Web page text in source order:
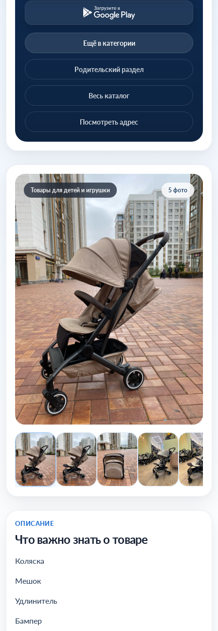
Товары для детей и игрушки 5 фото
Ещё в категории
Родительский раздел
Весь каталог
Посмотреть адрес
ОПИСАНИЕ
Что важно знать о товаре
Коляска
Мешок
Удлинитель
Бампер